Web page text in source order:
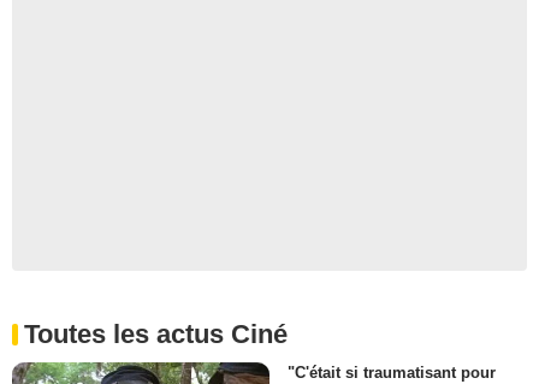
Toutes les actus Ciné
"C'était si traumatisant pour